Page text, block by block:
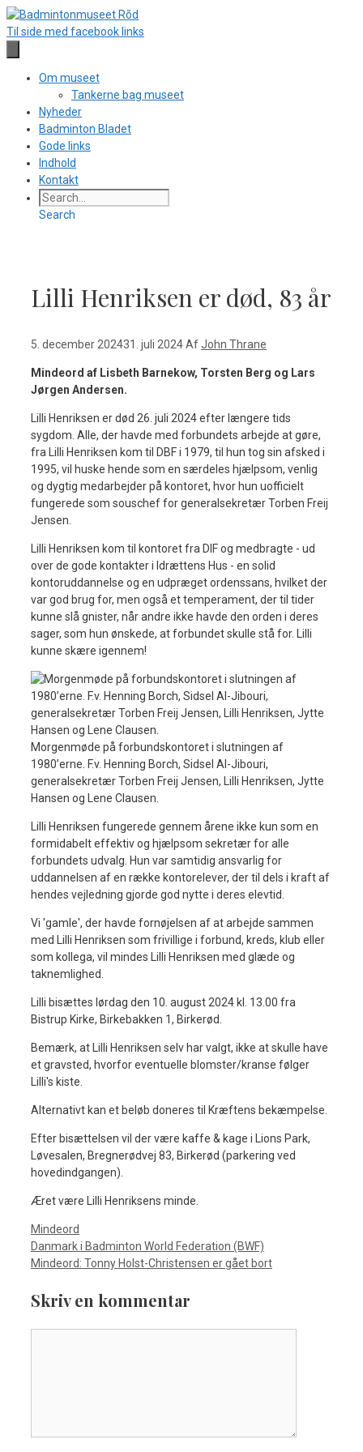
Hop
til
Til side med facebook links
Om museet
Tankerne bag museet
Nyheder
Badminton Bladet
Gode links
Indhold
Kontakt
Search
Lilli Henriksen er død, 83 år
5. december 202431. juli 2024AfJohn Thrane
Mindeord af Lisbeth Barnekow, Torsten Berg og Lars
Jørgen Andersen.
Lilli Henriksen er død 26. juli 2024 efter længere tids
sygdom. Alle, der havde med forbundets arbejde at gøre,
fra Lilli Henriksen kom til DBF i 1979, til hun tog sin afsked i
1995, vil huske hende som en særdeles hjælpsom, venlig
og dygtig medarbejder på kontoret, hvor hun uofficielt
fungerede som souschef for generalsekretær Torben Freij
Jensen.
Lilli Henriksen kom til kontoret fra DIF og medbragte - ud
over de gode kontakter i Idrættens Hus - en solid
kontoruddannelse og en udpræget ordenssans, hvilket der
var god brug for, men også et temperament, der til tider
kunne slå gnister, når andre ikke havde den orden i deres
sager, som hun ønskede, at forbundet skulle stå for. Lilli
kunne skære igennem!
Morgenmøde på forbundskontoret i slutningen af
1980’erne. F.v. Henning Borch, Sidsel Al-Jibouri,
generalsekretær Torben Freij Jensen, Lilli Henriksen, Jytte
Hansen og Lene Clausen.
Lilli Henriksen fungerede gennem årene ikke kun som en
formidabelt effektiv og hjælpsom sekretær for alle
forbundets udvalg. Hun var samtidig ansvarlig for
uddannelsen af en række kontorelever, der til dels i kraft af
hendes vejledning gjorde god nytte i deres elevtid.
Vi 'gamle', der havde fornøjelsen af at arbejde sammen
med Lilli Henriksen som frivillige i forbund, kreds, klub eller
som kollega, vil mindes Lilli Henriksen med glæde og
taknemlighed.
Lilli bisættes lørdag den 10. august 2024 kl. 13.00 fra
Bistrup Kirke, Birkebakken 1, Birkerød.
Bemærk, at Lilli Henriksen selv har valgt, ikke at skulle have
et gravsted, hvorfor eventuelle blomster/kranse følger
Lilli's kiste.
Alternativt kan et beløb doneres til Kræftens bekæmpelse.
Efter bisættelsen vil der være kaffe & kage i Lions Park,
Løvesalen, Bregnerødvej 83, Birkerød (parkering ved
hovedindgangen).
Æret være Lilli Henriksens minde.
Kategorier
Mindeord
Danmark i Badminton World Federation (BWF)
Mindeord: Tonny Holst-Christensen er gået bort
Skriv en kommentar